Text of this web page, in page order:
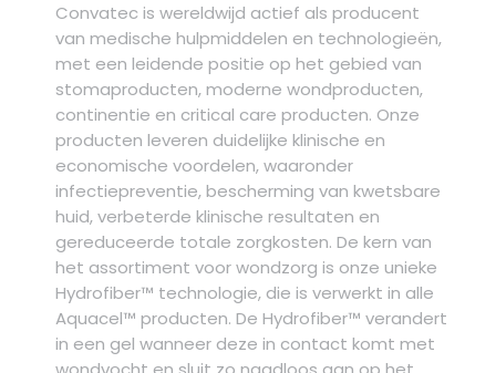
Convatec is wereldwijd actief als producent
van medische hulpmiddelen en technologieën,
met een leidende positie op het gebied van
stomaproducten, moderne wondproducten,
continentie en critical care producten. Onze
producten leveren duidelijke klinische en
economische voordelen, waaronder
infectiepreventie, bescherming van kwetsbare
huid, verbeterde klinische resultaten en
gereduceerde totale zorgkosten. De kern van
het assortiment voor wondzorg is onze unieke
Hydrofiber™ technologie, die is verwerkt in alle
Aquacel™ producten. De Hydrofiber™ verandert
in een gel wanneer deze in contact komt met